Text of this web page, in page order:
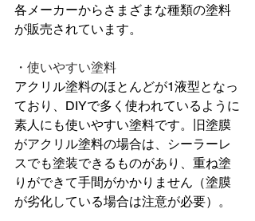
各メーカーからさまざまな種類の塗料
が販売されています。
・使いやすい塗料
アクリル塗料のほとんどが1液型となっ
ており、DIYで多く使われているように
素人にも使いやすい塗料です。旧塗膜
がアクリル塗料の場合は、シーラーレ
スでも塗装できるものがあり、重ね塗
りができて手間がかかりません（塗膜
が劣化している場合は注意が必要）。